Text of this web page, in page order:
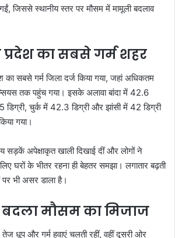
गईं, जिससे स्थानीय स्तर पर मौसम में मामूली बदलाव
प्रदेश का सबसे गर्म शहर
का सबसे गर्म जिला दर्ज किया गया, जहां अधिकतम
तक पहुंच गया। इसके अलावा बांदा में 42.6
डिग्री, चुर्क में 42.3 डिग्री और झांसी में 42 डिग्री
गया।
सड़कें अपेक्षाकृत खाली दिखाई दीं और लोगों ने
घरों के भीतर रहना ही बेहतर समझा। लगातार बढ़ती
पर भी असर डाला है।
मौसम का मिजाज
धूप और गर्म हवाएं चलती रहीं, वहीं दूसरी ओर